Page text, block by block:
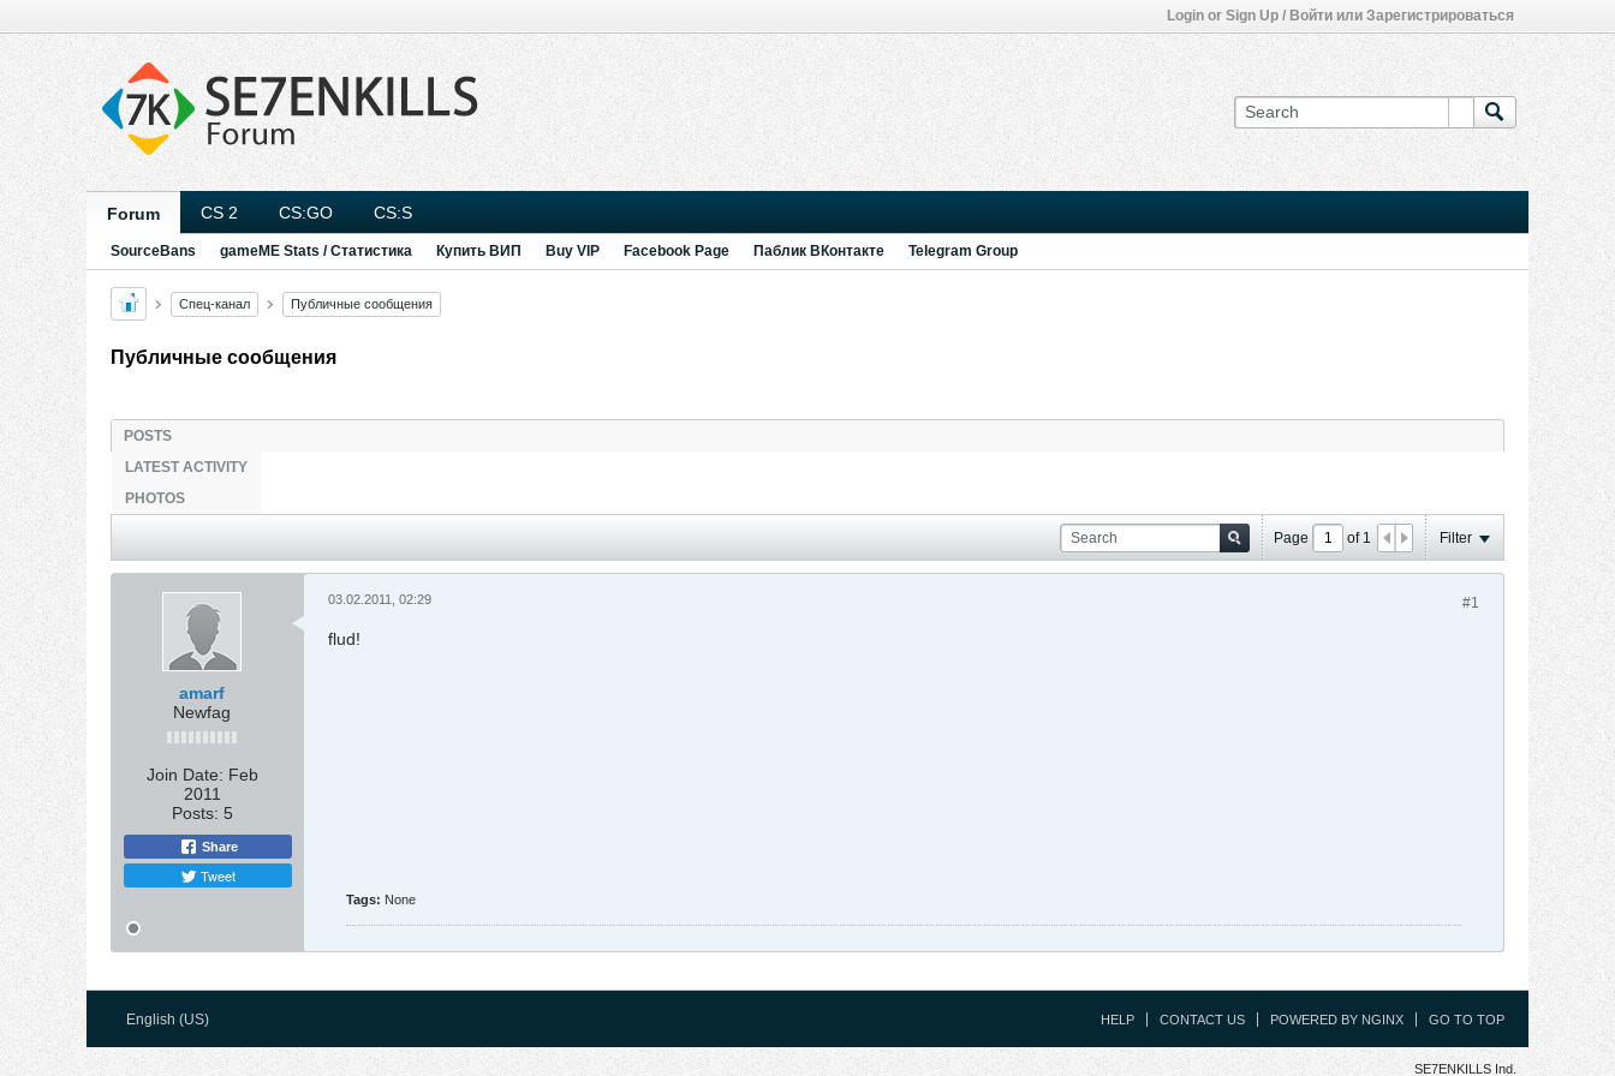
Login or Sign Up / Войти или Зарегистрироваться
Forum CS 2 CS:GO CS:S
SourceBans gameME Stats / Статистика Купить ВИП Buy VIP Facebook Page Паблик ВКонтакте Telegram Group
Спец-канал Публичные сообщения
Публичные сообщения
POSTS
LATEST ACTIVITY
PHOTOS
Page of 1 Filter
amarf
Newfag
Join Date: Feb
2011
Posts: 5
Share
Tweet
#1
03.02.2011, 02:29
flud!
Tags: None
English (US) HELP CONTACT US POWERED BY NGINX GO TO TOP
SE7ENKILLS Ind.